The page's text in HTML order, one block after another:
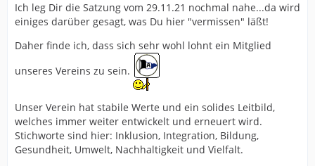
Ich leg Dir die Satzung vom 29.11.21 nochmal nahe...da wird
einiges darüber gesagt, was Du hier "vermissen" läßt!
Daher finde ich, dass sich sehr wohl lohnt ein Mitglied
unseres Vereins zu sein.
Unser Verein hat stabile Werte und ein solides Leitbild,
welches immer weiter entwickelt und erneuert wird.
Stichworte sind hier: Inklusion, Integration, Bildung,
Gesundheit, Umwelt, Nachhaltigkeit und Vielfalt.